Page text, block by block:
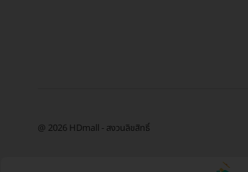
@ 2026 HDmall - สงวนลิขสิทธิ์